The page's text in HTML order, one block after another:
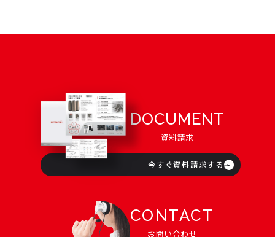
DOCUMENT
資料請求
今すぐ資料請求する
CONTACT
お問い合わせ